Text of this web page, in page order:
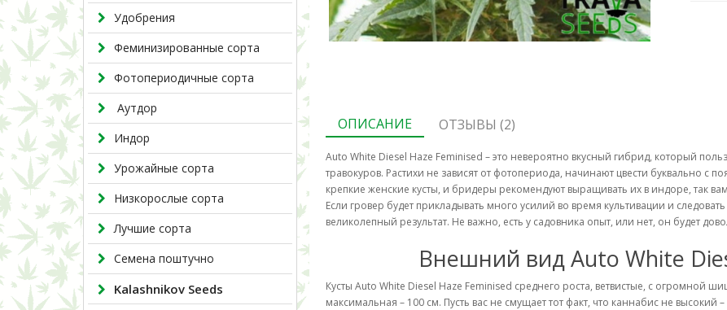
Удобрения
Феминизированные сорта
Фотопериодичные сорта
Аутдор
Индор
Урожайные сорта
Низкорослые сорта
Лучшие сорта
Семена поштучно
Kalashnikov Seeds
ОПИСАНИЕ ОТЗЫВЫ (2)
Auto White Diesel Haze Feminised – это невероятно вкусный гибрид, который
травокуров. Растихи не зависят от фотопериода, начинают цвести буквально с
крепкие женские кусты, и бридеры рекомендуют выращивать их в индоре, так
Если гровер будет прикладывать много усилий во время культивации и
великолепный результат. Не важно, есть у садовника опыт, или нет, он будет
Внешний вид Auto White
Кусты Auto White Diesel Haze Feminised среднего роста, ветвистые, с огромной
максимальная – 100 см. Пусть вас не смущает тот факт, что каннабис не